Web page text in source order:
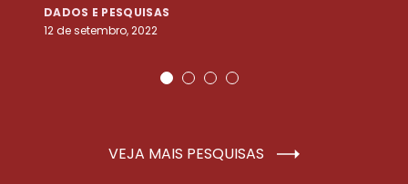
DADOS E PESQUISAS
12 de setembro, 2022
VEJA MAIS PESQUISAS